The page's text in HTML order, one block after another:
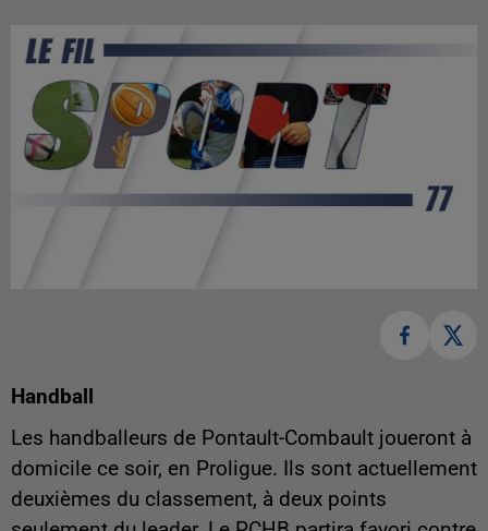
Handball
Les handballeurs de Pontault-Combault joueront à
domicile ce soir, en Proligue. Ils sont actuellement
deuxièmes du classement, à deux points